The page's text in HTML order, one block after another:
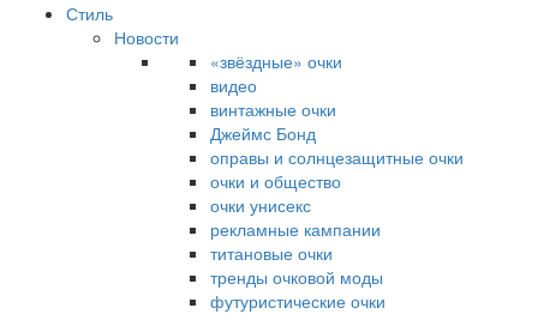
Стиль
Новости
«звёздные» очки
видео
винтажные очки
Джеймс Бонд
оправы и солнцезащитные очки
очки и общество
очки унисекс
рекламные кампании
титановые очки
тренды очковой моды
футуристические очки